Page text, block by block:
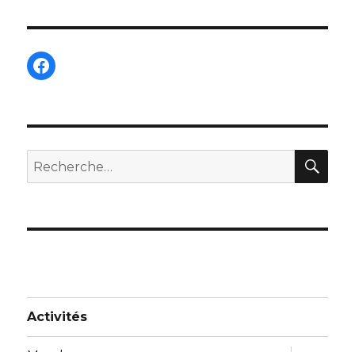
Facebook
Recherche
pour :
Activités